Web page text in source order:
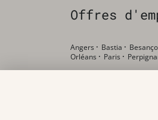
Offres
Angers · Bastia ·
Orléans · Paris ·
Offres